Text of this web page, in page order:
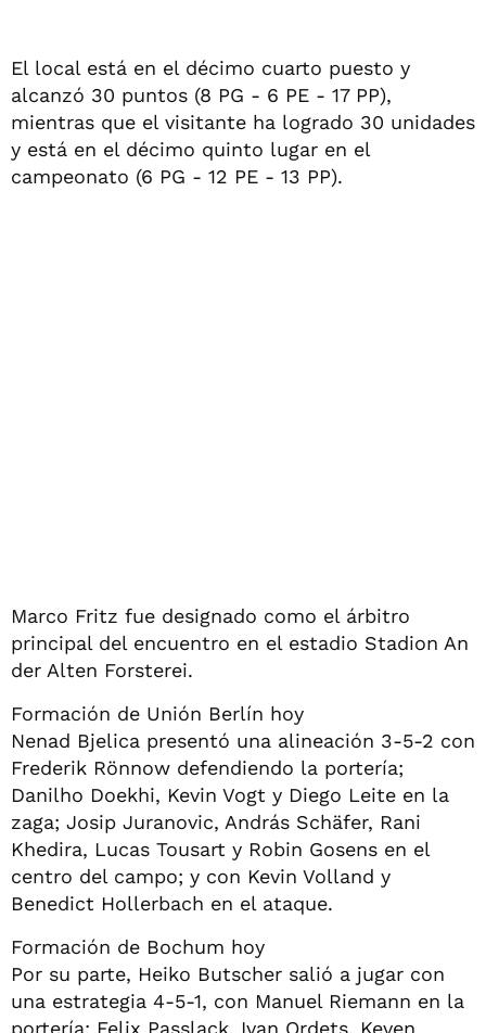
El local está en el décimo cuarto puesto y
alcanzó 30 puntos (8 PG - 6 PE - 17 PP),
mientras que el visitante ha logrado 30 unidades
y está en el décimo quinto lugar en el
campeonato (6 PG - 12 PE - 13 PP).
Marco Fritz fue designado como el árbitro
principal del encuentro en el estadio Stadion An
der Alten Forsterei.
Formación de Unión Berlín hoy
Nenad Bjelica presentó una alineación 3-5-2 con
Frederik Rönnow defendiendo la portería;
Danilho Doekhi, Kevin Vogt y Diego Leite en la
zaga; Josip Juranovic, András Schäfer, Rani
Khedira, Lucas Tousart y Robin Gosens en el
centro del campo; y con Kevin Volland y
Benedict Hollerbach en el ataque.
Formación de Bochum hoy
Por su parte, Heiko Butscher salió a jugar con
una estrategia 4-5-1, con Manuel Riemann en la
portería; Felix Passlack, Ivan Ordets, Keven